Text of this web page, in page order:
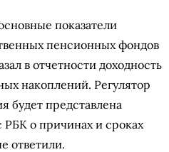
показатели
пенсионных фондов
в отчетности доходность
накоплений. Регулятор
будет представлена
РБК о причинах и сроках
ответили.